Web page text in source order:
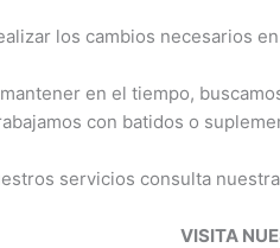
los cambios necesarios
en el tiempo,
con batidos o
servicios consulta
VISITA